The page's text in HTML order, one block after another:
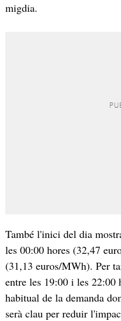
migdia.
També l'inici del dia
les 00:00 hores (32,47
(31,13 euros/MWh). Per
entre les 19:00 i les
habitual de la demanda
serà clau per reduir